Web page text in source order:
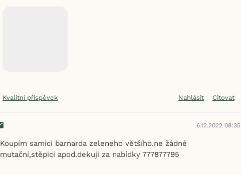
Kvalitní příspěvek Nahlásit Citovat
6.12.2022 08:35
Koupím samici barnarda zeleneho většího.ne žádné
mutační,stěpici apod.dekuji za nabídky 777877795